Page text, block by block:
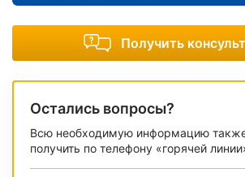
Получить
Остались вопросы?
Всю необходимую информацию
получить по телефону «горячей